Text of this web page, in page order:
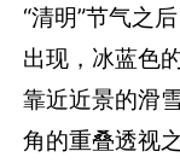
“清明”节气之
出现，冰蓝色
靠近近景的滑
角的重叠透视